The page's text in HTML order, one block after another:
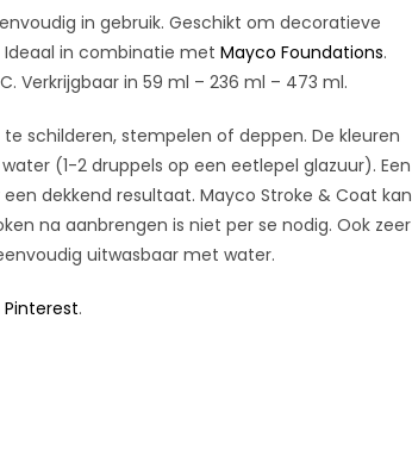
in gebruik. Geschikt om decoratieve
in combinatie met Mayco Foundations.
Verkrijgbaar in 59 ml – 236 ml – 473 ml.
schilderen, stempelen of deppen. De kleuren
(1-2 druppels op een eetlepel glazuur). Een
dekkend resultaat. Mayco Stroke & Coat kan
na aanbrengen is niet per se nodig. Ook zeer
uitwasbaar met water.
Pinterest.